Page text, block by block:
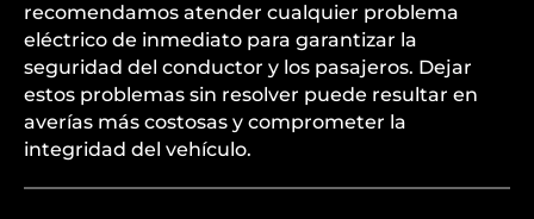
recomendamos atender cualquier problema
eléctrico de inmediato para garantizar la
seguridad del conductor y los pasajeros. Dejar
estos problemas sin resolver puede resultar en
averías más costosas y comprometer la
integridad del vehículo.